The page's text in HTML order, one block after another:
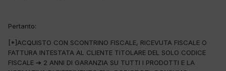
Pertanto:
[*]ACQUISTO CON SCONTRINO FISCALE, RICEVUTA FISCALE O
FATTURA INTESTATA AL CLIENTE TITOLARE DEL SOLO CODICE
FISCALE ➔ 2 ANNI DI GARANZIA SU TUTTI I PRODOTTI E LA